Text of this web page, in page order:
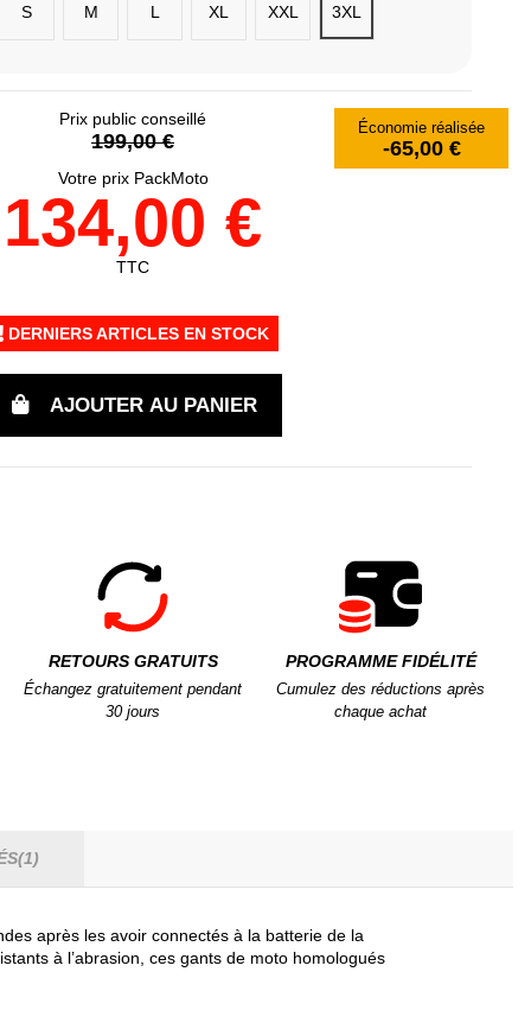
S M L XL XXL 3XL
Prix public conseillé
199,00 €
Économie réalisée
-65,00 €
Votre prix PackMoto
134,00 €
TTC
DERNIERS ARTICLES EN STOCK
AJOUTER AU PANIER
RETOURS GRATUITS
Échangez gratuitement pendant
30 jours
PROGRAMME FIDÉLITÉ
Cumulez des réductions après
chaque achat
après les avoir connectés à la batterie de la
à l’abrasion, ces gants de moto homologués